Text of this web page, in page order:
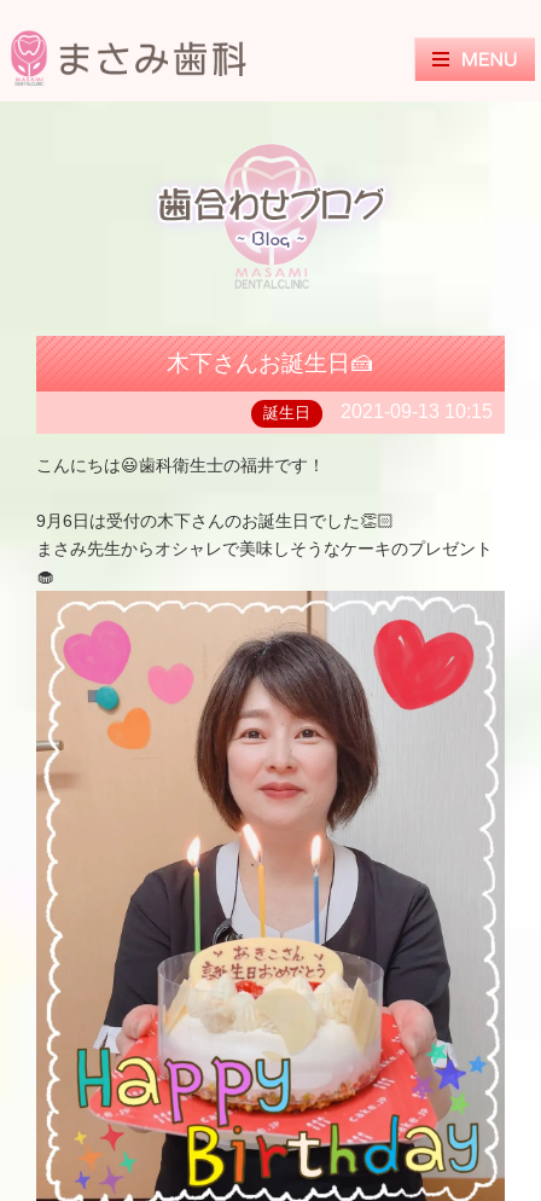
木下さんお誕生日🍰
誕生日 2021-09-13 10:15
こんにちは😃歯科衛生士の福井です！
9月6日は受付の木下さんのお誕生日でした👏🏻
まさみ先生からオシャレで美味しそうなケーキのプレゼント
🧁